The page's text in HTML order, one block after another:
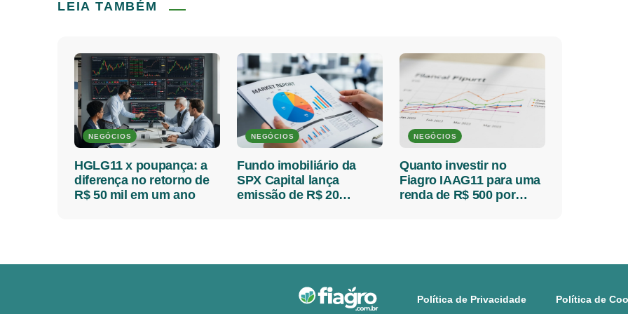
LEIA TAMBÉM
NEGÓCIOS
HGLG11 x poupança: a
diferença no retorno de
R$ 50 mil em um ano
NEGÓCIOS
Fundo imobiliário da
SPX Capital lança
emissão de R$ 20
NEGÓCIOS
Quanto investir no
Fiagro IAAG11 para uma
renda de R$ 500 por
Política de Privacidade Política de